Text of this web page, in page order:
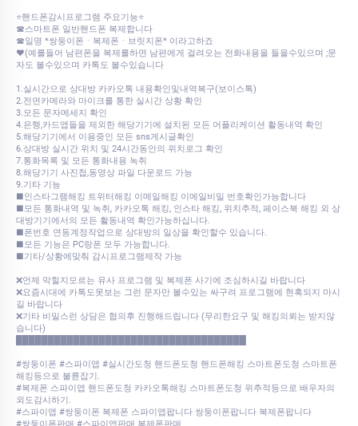
⭐핸드폰감시프로그램 주요기능⭐
☎스마트폰 일반핸드폰 복제합니다
☎일명 *쌍둥이폰ㆍ복제폰ㆍ브릿지폰* 이라고하죠
♥(예를들어 남편폰을 복제를하면 남편에게 걸려오는 전화내용을 들을수있으며 ;문
자도 볼수있으며 카톡도 볼수있습니다
1.실시간으로 상대방 카카오톡 내용확인및내역복구(보이스톡)
2.전면카메라와 마이크를 통한 실시간 상황 확인
3.모든 문자메세지 확인
4.은행,카드앱들을 제외한 해당기기에 설치된 모든 어플리케이션 활동내역 확인
5.해당기기에서 이용중인 모든 sns게시글확인
6.상대방 실시간 위치 및 24시간동안의 위치로그 확인
7.통화목록 및 모든 통화내용 녹취
8.해당기기 사진첩,동영상 파일 다운로드 가능
9.기타 기능
■인스타그램해킹 트위터해킹 이메일해킹 이메일비밀 번호확인가능합니다
■모든 통화내역 및 녹취, 카카오톡 해킹, 인스타 해킹, 위치추적, 페이스북 해킹 외 상
대방기기에서의 모든 활동내역 확인가능하십니다.
■폰번호 연동계정작업으로 상대방의 일상을 확인할수 있습니다.
■모든 기능은 PC랑폰 모두 가능합니다.
■기타/상황에맞춰 감시프로그램제작 가능
❌언제 막힐지모르는 유사 프로그램 및 복제폰 사기에 조심하시길 바랍니다
❌요즘시대에 카톡도못보는 그런 문자만 볼수있는 싸구려 프로그램에 현혹되지 마시
길 바랍니다
❌기타 비밀스런 상담은 협의후 진행해드립니다 (무리한요구 및 해킹의뢰는 받지않
습니다)
#쌍둥이폰 #스파이앱 #실시간도청 핸드폰도청 핸드폰해킹 스마트폰도청 스마트폰
해킹등으로 불륜잡기.
#복제폰 스파이앱 핸드폰도청 카카오톡해킹 스마트폰도청 위추적등으로 배우자의
외도감시하기.
#스파이앱 #쌍둥이폰 복제폰 스파이앱팝니다 쌍둥이폰팝니다 복제폰팝니다